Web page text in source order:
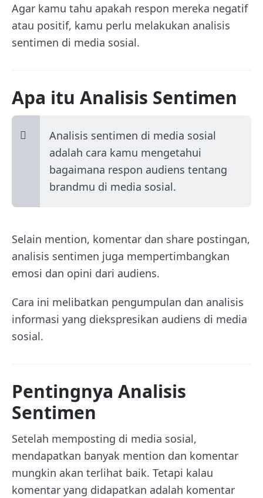
Agar kamu tahu apakah respon mereka negatif
atau positif, kamu perlu melakukan analisis
sentimen di media sosial.
Apa itu Analisis Sentimen
Analisis sentimen di media sosial
adalah cara kamu mengetahui
bagaimana respon audiens tentang
brandmu di media sosial.
Selain mention, komentar dan share postingan,
analisis sentimen juga mempertimbangkan
emosi dan opini dari audiens.
Cara ini melibatkan pengumpulan dan analisis
informasi yang diekspresikan audiens di media
sosial.
Pentingnya Analisis
Sentimen
Setelah memposting di media sosial,
mendapatkan banyak mention dan komentar
mungkin akan terlihat baik. Tetapi kalau
komentar yang didapatkan adalah komentar